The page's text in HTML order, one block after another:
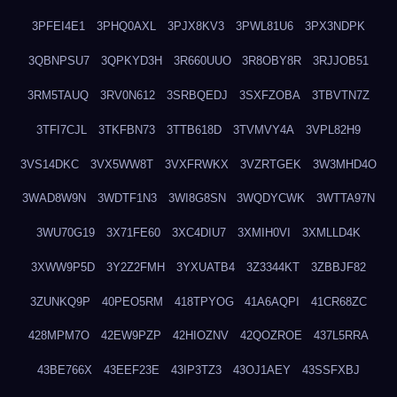
3PFEI4E1 3PHQ0AXL 3PJX8KV3 3PWL81U6 3PX3NDPK
3QBNPSU7 3QPKYD3H 3R660UUO 3R8OBY8R 3RJJOB51
3RM5TAUQ 3RV0N612 3SRBQEDJ 3SXFZOBA 3TBVTN7Z
3TFI7CJL 3TKFBN73 3TTB618D 3TVMVY4A 3VPL82H9
3VS14DKC 3VX5WW8T 3VXFRWKX 3VZRTGEK 3W3MHD4O
3WAD8W9N 3WDTF1N3 3WI8G8SN 3WQDYCWK 3WTTA97N
3WU70G19 3X71FE60 3XC4DIU7 3XMIH0VI 3XMLLD4K
3XWW9P5D 3Y2Z2FMH 3YXUATB4 3Z3344KT 3ZBBJF82
3ZUNKQ9P 40PEO5RM 418TPYOG 41A6AQPI 41CR68ZC
428MPM7O 42EW9PZP 42HIOZNV 42QOZROE 437L5RRA
43BE766X 43EEF23E 43IP3TZ3 43OJ1AEY 43SSFXBJ